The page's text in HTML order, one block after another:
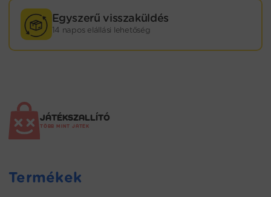
Egyszerű visszaküldés
14 napos elállási lehetőség
JÁTÉKSZALLÍTÓ
TÖBB MINT JÁTÉK
Termékek